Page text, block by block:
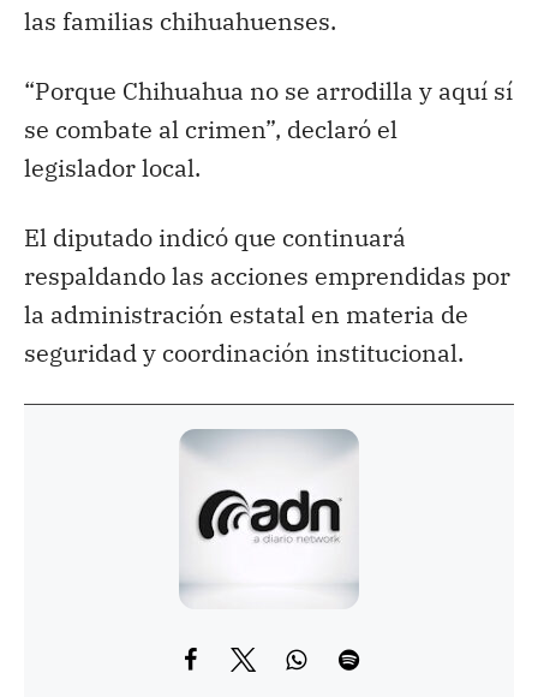
las familias chihuahuenses.
“Porque Chihuahua no se arrodilla y aquí sí
se combate al crimen”, declaró el
legislador local.
El diputado indicó que continuará
respaldando las acciones emprendidas por
la administración estatal en materia de
seguridad y coordinación institucional.